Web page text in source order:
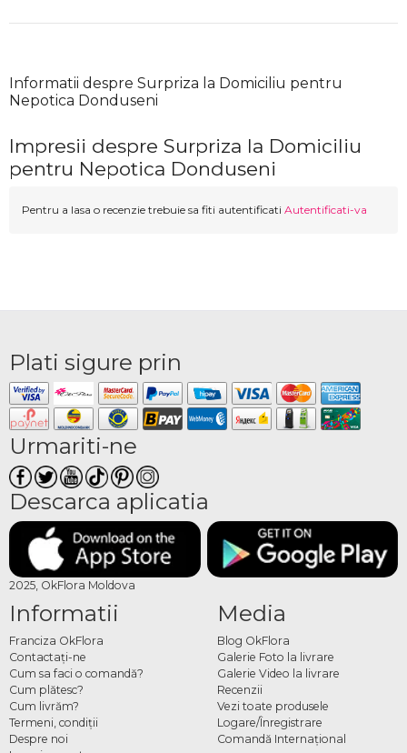
Informatii despre Surpriza la Domiciliu pentru
Nepotica Donduseni
Impresii despre Surpriza la Domiciliu
pentru Nepotica Donduseni
Pentru a lasa o recenzie trebuie sa fiti autentificati Autentificati-va
Plati sigure prin
Urmariti-ne
Descarca aplicatia
2025, OkFlora Moldova
Informatii
Franciza OkFlora
Contactaţi-ne
Cum sa faci o comandă?
Cum plătesc?
Cum livrăm?
Termeni, condiţii
Despre noi
Media
Blog OkFlora
Galerie Foto la livrare
Galerie Video la livrare
Recenzii
Vezi toate produsele
Logare/Înregistrare
Comandă Internațional